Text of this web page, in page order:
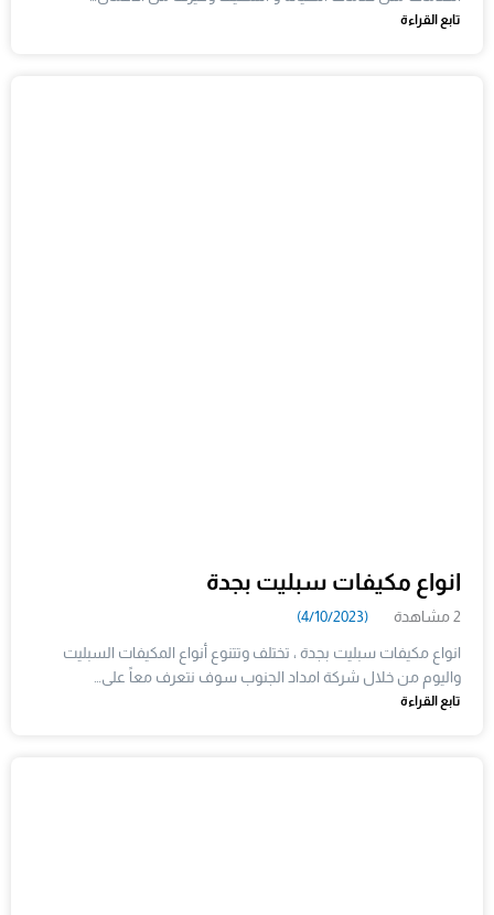
تابع القراءة
انواع مكيفات سبليت بجدة
2 مشاهدة (4/10/2023)
انواع مكيفات سبليت بجدة ، تختلف وتتنوع أنواع المكيفات السبليت
واليوم من خلال شركة امداد الجنوب سوف نتعرف معاً على…
تابع القراءة